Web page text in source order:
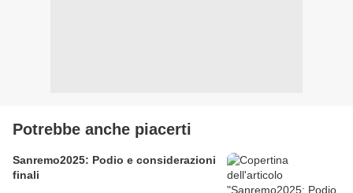
Potrebbe anche piacerti
Sanremo2025: Podio e considerazioni
finali